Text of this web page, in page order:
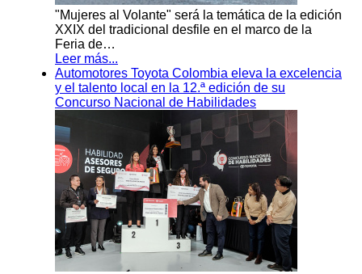
"Mujeres al Volante" será la temática de la edición
XXIX del tradicional desfile en el marco de la
Feria de…
Leer más...
Automotores Toyota Colombia eleva la excelencia
y el talento local en la 12.ª edición de su
Concurso Nacional de Habilidades